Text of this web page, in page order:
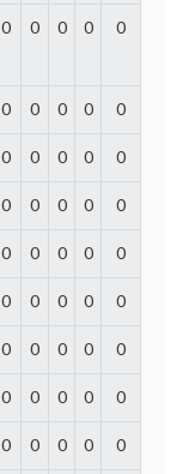
0 0 0 0 0
0 0 0 0 0
0 0 0 0 0
0 0 0 0 0
0 0 0 0 0
0 0 0 0 0
0 0 0 0 0
0 0 0 0 0
0 0 0 0 0